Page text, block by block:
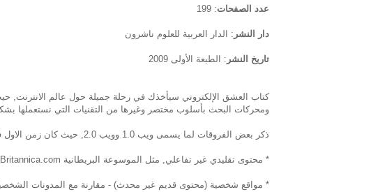
عدد الصفحات: 199
دار النشر : الدار العربية للعلوم ناشرون
تاريخ النشر : الطبعة الأولى 2009
كتاب العشق الإلكتروني سيأخذك في رحلة جميلة حول عالم الانترنت,
ومحركات البحث بأسلوب مختصر وغيرها من التقنيات التي نستعملها
ذكر بعض الفروقات لما يسمى ويب 1.0 وويب 2.0, حيث كان زمن الاول في التسعينات ويحتوي على:
* محتوى تقليدي غير تفاعلي, مثل الموسوعة البريطانية Britannica.com - بعكس الويكيبيديا في ويب 2.0
* مواقع شخصية (محتوى قديم غير محدث) - مقارنة مع المدونات الشخصية